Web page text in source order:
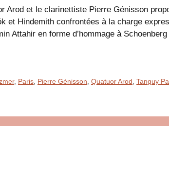
Arod et le clarinettiste Pierre Génisson
et Hindemith confrontées à la charge
Attahir en forme d’hommage à
, Paris Pierre Génisson ,Quatuor Arod ,Tanguy